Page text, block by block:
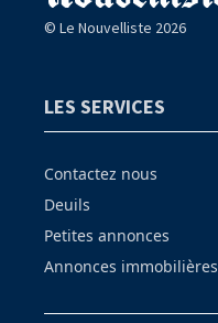
© Le Nouvelliste 2026
LES SERVICES
Contactez nous
Deuils
Petites annonces
Annonces immobilières